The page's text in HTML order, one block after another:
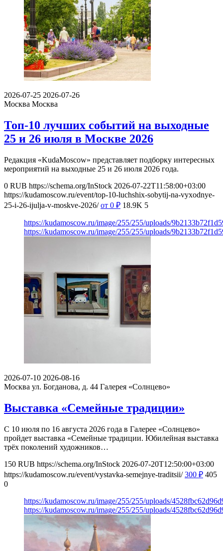
2026-07-25 2026-07-26
Москва Москва
Топ-10 лучших событий на выходные
25 и 26 июля в Москве 2026
Редакция «KudaMoscow» представляет подборку интересных
мероприятий на выходные 25 и 26 июля 2026 года.
0 RUB https://schema.org/InStock 2026-07-22T11:58:00+03:00
https://kudamoscow.ru/event/top-10-luchshix-sobytij-na-vyxodnye-
25-i-26-ijulja-v-moskve-2026/ от 0 ₽ 18.9K 5
https://kudamoscow.ru/image/255/255/uploads/
https://kudamoscow.ru/image/255/255/uploads/
2026-07-10 2026-08-16
Москва ул. Богданова, д. 44 Галерея «Солнцево»
Выставка «Семейные традиции»
С 10 июля по 16 августа 2026 года в Галерее «Солнцево»
пройдет выставка «Семейные традиции. Юбилейная выставка
трёх поколений художников…
150 RUB https://schema.org/InStock 2026-07-20T12:50:00+03:00
https://kudamoscow.ru/event/vystavka-semejnye-traditsii/ 300 ₽ 405
0
https://kudamoscow.ru/image/255/255/uploads/
https://kudamoscow.ru/image/255/255/uploads/